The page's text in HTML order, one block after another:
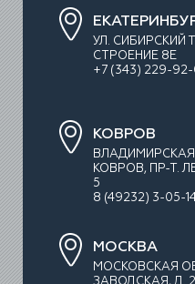
УЛ. СИБИРСКИЙ
СТРОЕНИЕ 8Е
+7 (343) 229-92-
КОВРОВ
ВЛАДИМИРСКАЯ
КОВРОВ, ПР-Т.
5
8 (49232) 3-05-
МОСКВА
МОСКОВСКАЯ
ЗАВОДСКАЯ, Д.